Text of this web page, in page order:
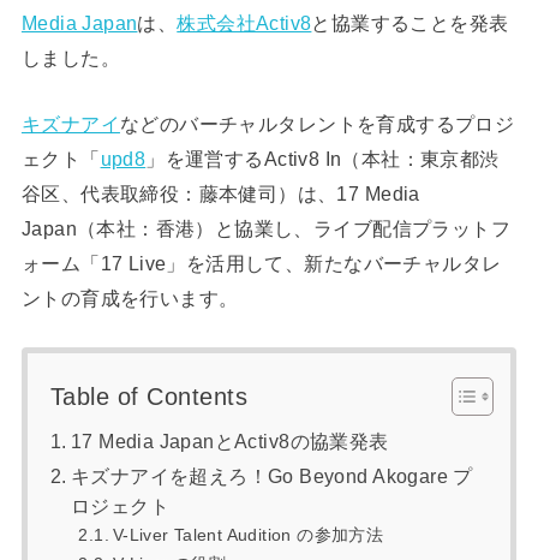
Media Japanは、株式会社Activ8と協業することを発表
しました。
キズナアイ などのバーチャルタレントを育成するプロジ
ェクト「upd8 」を運営するActiv8 In（本社：東京都渋
谷区、代表取締役：藤本健司）は、17 Media
Japan（本社：香港）と協業し、ライブ配信プラットフ
ォーム「17 Live」を活用して、新たなバーチャルタレ
ントの育成を行います。
Table of Contents
17 Media JapanとActiv8の協業発表
キズナアイを超えろ！Go Beyond Akogare プ
ロジェクト
V-Liver Talent Audition の参加方法